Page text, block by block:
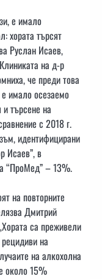
е имало
хората търсят
Руслан Исаев,
на д-р
че преди това
имало осезаемо
търсене на
с 2018 г.
идентифицирани
Исаев”, в
“ПроМед” – 13%.
на повторните
Дмитрий
са преживели
на
на алкохолна
около 15%